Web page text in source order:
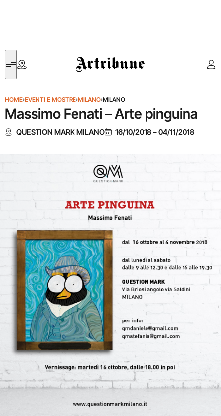
Artribune
HOME›EVENTI E MOSTRE›MILANO›MILANO
Massimo Fenati – Arte pinguina
QUESTION MARK MILANO 16/10/2018–04/11/2018